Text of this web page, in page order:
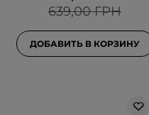
639,00 ГРН
ДОБАВИТЬ В КОРЗИНУ